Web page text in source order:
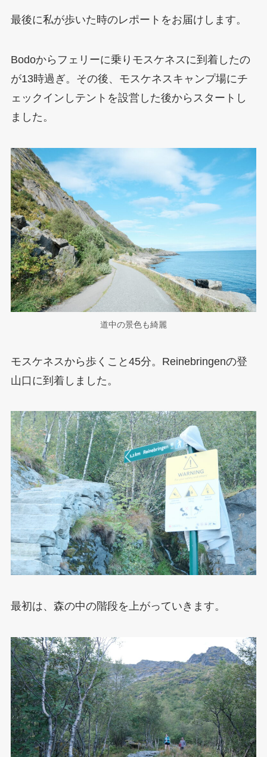
最後に私が歩いた時のレポートをお届けします。
Bodoからフェリーに乗りモスケネスに到着したの
が13時過ぎ。その後、モスケネスキャンプ場にチ
ェックインしテントを設営した後からスタートし
ました。
道中の景色も綺麗
モスケネスから歩くこと45分。Reinebringenの登
山口に到着しました。
最初は、森の中の階段を上がっていきます。